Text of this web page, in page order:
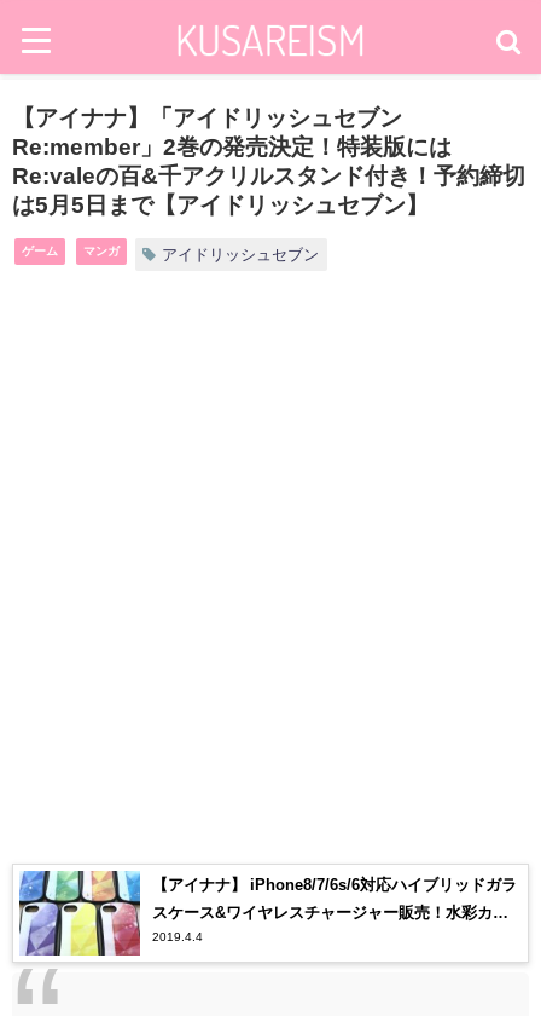
【アイナナ】「アイドリッシュセブン
Re:member」2巻の発売決定！特装版には
Re:valeの百&千アクリルスタンド付き！予約締切
は5月5日まで【アイドリッシュセブン】
ゲーム マンガ アイドリッシュセブン
【アイナナ】 iPhone8/7/6s/6対応ハイブリッドガラ
スケース&ワイヤレスチャージャー販売！水彩カラ
ーが美しい…【アイドリッシュセブン】
2019.4.4